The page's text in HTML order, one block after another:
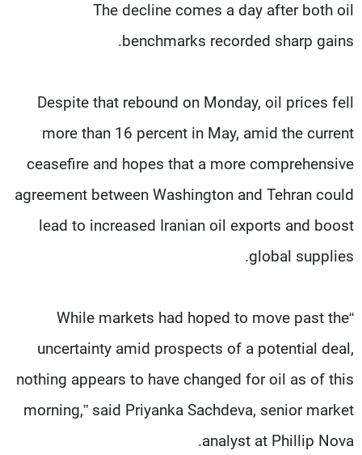
The decline comes a day after both oil
benchmarks recorded sharp gains.
Despite that rebound on Monday, oil prices fell
more than 16 percent in May, amid the current
ceasefire and hopes that a more comprehensive
agreement between Washington and Tehran could
lead to increased Iranian oil exports and boost
global supplies.
“While markets had hoped to move past the
uncertainty amid prospects of a potential deal,
nothing appears to have changed for oil as of this
morning,” said Priyanka Sachdeva, senior market
analyst at Phillip Nova.